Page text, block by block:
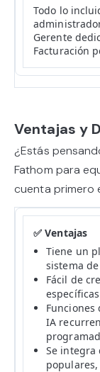
Todo lo
Gerente
Facturación
Ventajas y
¿Estás
Fathom para
cuenta primero
Tiene un
sistema
Fácil de
Funciones
IA
Se integra